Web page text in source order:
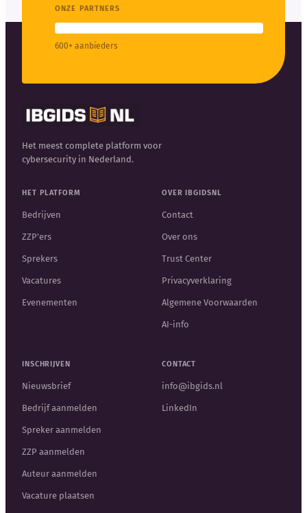
ONZE PARTNERS
600+ aanbieders
Het meest complete platform voor
cybersecurity in Nederland.
HET PLATFORM
Bedrijven
ZZP'ers
Sprekers
Vacatures
Evenementen
OVER IBGIDSNL
Contact
Over ons
Trust Center
Privacyverklaring
Algemene Voorwaarden
AI-info
INSCHRIJVEN
Nieuwsbrief
Bedrijf aanmelden
Spreker aanmelden
ZZP aanmelden
Auteur aanmelden
Vacature plaatsen
CONTACT
info@ibgids.nl
LinkedIn